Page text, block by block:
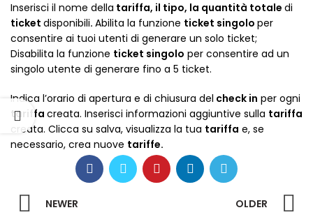
Inserisci il nome della tariffa, il tipo, la quantità totale di
ticket disponibili. Abilita la funzione ticket singolo per
consentire ai tuoi utenti di generare un solo ticket;
Disabilita la funzione ticket singolo per consentire ad un
singolo utente di generare fino a 5 ticket.
Indica l’orario di apertura e di chiusura del check in per ogni
tariffa creata. Inserisci informazioni aggiuntive sulla tariffa
creata. Clicca su salva, visualizza la tua tariffa e, se
necessario, crea nuove tariffe.
NEWER OLDER